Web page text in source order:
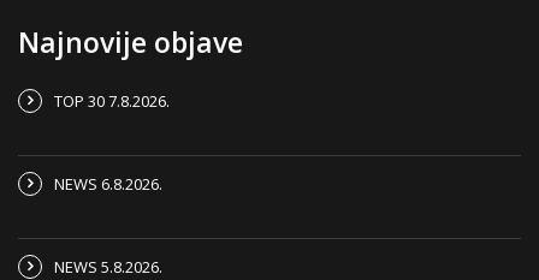
Najnovije objave
TOP 30 7.8.2026.
NEWS 6.8.2026.
NEWS 5.8.2026.